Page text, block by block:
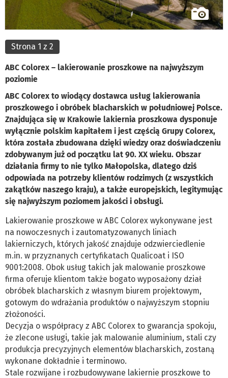
Strona 1 z 2
ABC Colorex – lakierowanie proszkowe na najwyższym
poziomie
ABC Colorex to wiodący dostawca usług lakierowania
proszkowego i obróbek blacharskich w południowej Polsce.
Znajdująca się w Krakowie lakiernia proszkowa dysponuje
wyłącznie polskim kapitałem i jest częścią Grupy Colorex,
która została zbudowana dzięki wiedzy oraz doświadczeniu
zdobywanym już od początku lat 90. XX wieku. Obszar
działania firmy to nie tylko Małopolska, dlatego dziś
odpowiada na potrzeby klientów rodzimych (z wszystkich
zakątków naszego kraju), a także europejskich, legitymując
się najwyższym poziomem jakości i obsługi.
Lakierowanie proszkowe w ABC Colorex wykonywane jest
na nowoczesnych i zautomatyzowanych liniach
lakierniczych, których jakość znajduje odzwierciedlenie
m.in. w przyznanych certyfikatach Qualicoat i ISO
9001:2008. Obok usług takich jak malowanie proszkowe
firma oferuje klientom także bogato wyposażony dział
obróbek blacharskich z własnym biurem projektowym,
gotowym do wdrażania produktów o najwyższym stopniu
złożoności.
Decyzja o współpracy z ABC Colorex to gwarancja spokoju,
że zlecone usługi, takie jak malowanie aluminium, stali czy
produkcja precyzyjnych elementów blacharskich, zostaną
wykonane dokładnie i terminowo.
Stale rozwijane i rozbudowywane lakiernie proszkowe to